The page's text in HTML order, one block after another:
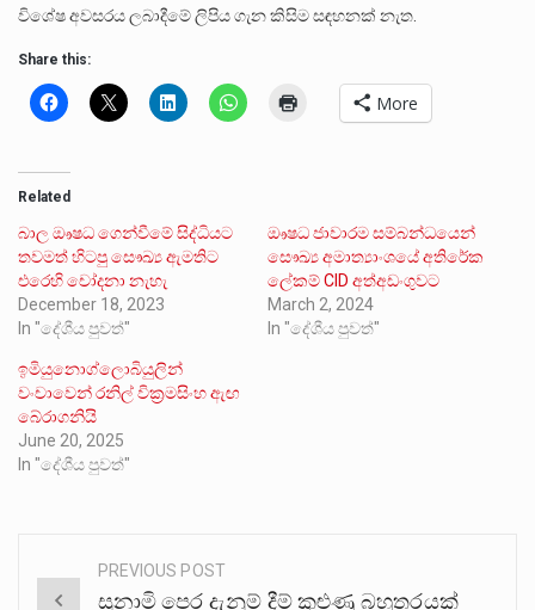
විශේෂ අවසරය ලබාදීමේ ලිපිය ගැන කිසිම සඳහනක් නැත.
Share this:
More
Related
බාල ඖෂධ ගෙන්වීමේ සිද්ධියට
තවමත් හිටපු සෞඛ්‍ය ඇමතිට
එරෙහි චෝදනා නැහැ
December 18, 2023
In "දේශීය පුවත්"
ඖෂධ ජාවාරම සම්බන්ධයෙන්
සෞඛ්‍ය අමාත්‍යාංශයේ අතිරේක
ලේකම් CID අත්අඩංගුවට
March 2, 2024
In "දේශීය පුවත්"
ඉමියුනොග්ලොබියුලින්
වංචාවෙන් රනිල් වික්‍රමසිංහ ඇඟ
බේරාගනියි
June 20, 2025
In "දේශීය පුවත්"
Post
PREVIOUS POST
සුනාමි පෙර දැනුම් දීම් කුළුණු බහුතරයක්